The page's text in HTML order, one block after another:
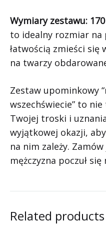
Wymiary zestawu:
to idealny rozmiar
łatwością zmieści się
na twarzy
Zestaw upominkowy
wszechświecie” to
Twojej troski i
wyjątkowej okazji,
na nim zależy.
mężczyzna poczuł
Related products